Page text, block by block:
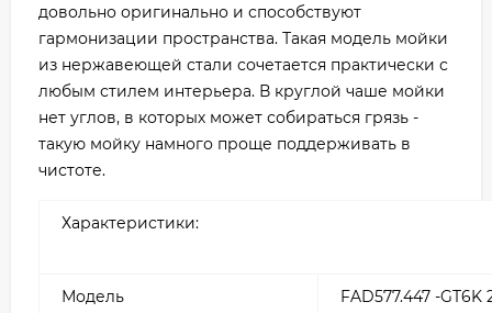
довольно оригинально и способствуют
гармонизации пространства. Такая модель мойки
из нержавеющей стали сочетается практически с
любым стилем интерьера. В круглой чаше мойки
нет углов, в которых может собираться грязь -
такую мойку намного проще поддерживать в
чистоте.
Характеристики:
Модель FAD577.447 -GT6K